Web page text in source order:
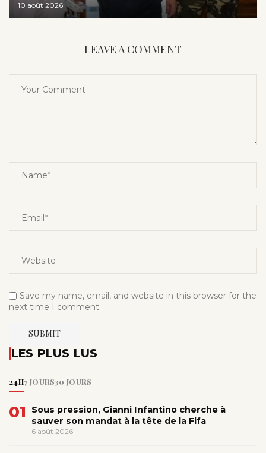
10 août 2026
LEAVE A COMMENT
Save my name, email, and website in this browser for the
next time I comment.
LES PLUS LUS
24H7 JOURS30 JOURS
01
Sous pression, Gianni Infantino cherche à
sauver son mandat à la tête de la Fifa
6 août 2026